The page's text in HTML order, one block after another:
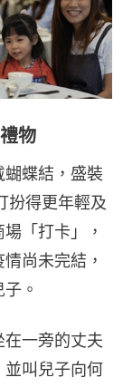
物
蝶結，盛裝
扮得更年輕及
「打卡」，
尚未完結，
。
一旁的丈夫
並叫兒子向何